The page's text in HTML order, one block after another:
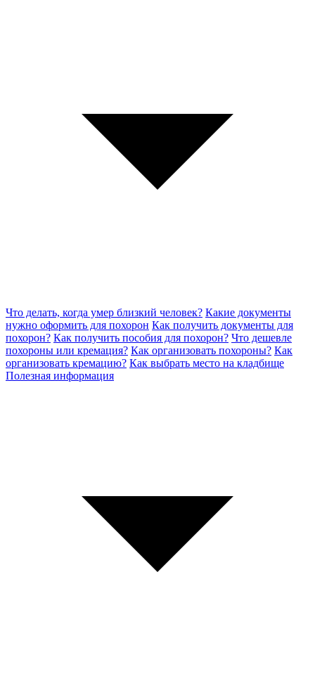
Что делать, когда умер близкий человек? Какие документы
нужно оформить для похорон Как получить документы для
похорон? Как получить пособия для похорон? Что дешевле
похороны или кремация? Как организовать похороны? Как
организовать кремацию? Как выбрать место на кладбище
Полезная информация